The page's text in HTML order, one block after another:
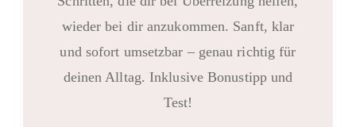
wieder bei dir anzukommen. Sanft, klar
und sofort umsetzbar – genau richtig für
deinen Alltag. Inklusive Bonustipp und
Test!